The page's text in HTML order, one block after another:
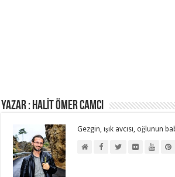
Yazar : HALİT ÖMER CAMCI
Gezgin, ışık avcısı, oğlunun